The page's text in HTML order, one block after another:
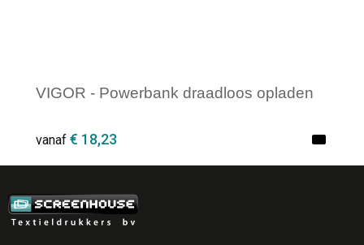
VIGOR - Powerbank draadloos opladen
vanaf € 18,23
Minimale afname: 1